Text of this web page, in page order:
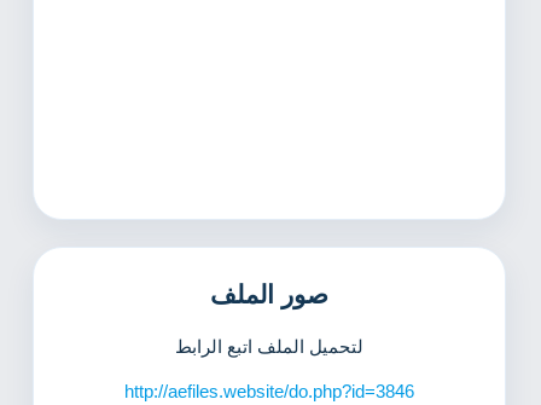
صور الملف
لتحميل الملف اتبع الرابط
http://aefiles.website/do.php?id=3846